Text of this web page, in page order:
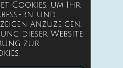
Cookies, um Ihr
und
anzuzeigen.
dieser Website
zur